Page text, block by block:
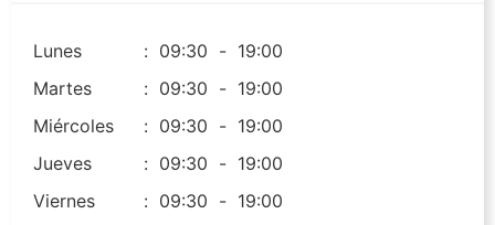
Lunes : 09:30 - 19:00
Martes
: 09:30 - 19:00
Miércoles
: 09:30 - 19:00
Jueves
: 09:30 - 19:00
Viernes
: 09:30 - 19:00